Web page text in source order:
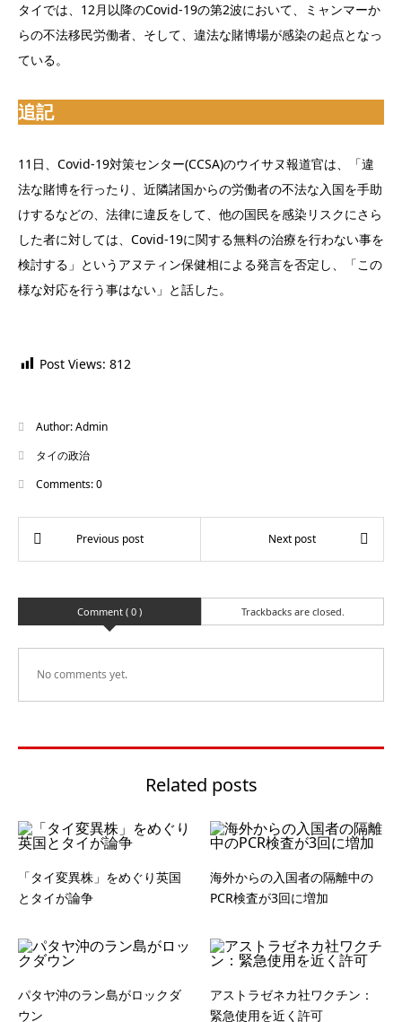
タイでは、12月以降のCovid-19の第2波において、ミャンマーか
らの不法移民労働者、そして、違法な賭博場が感染の起点となっ
ている。
追記
11日、Covid-19対策センター(CCSA)のウイサヌ報道官は、「違
法な賭博を行ったり、近隣諸国からの労働者の不法な入国を手助
けするなどの、法律に違反をして、他の国民を感染リスクにさら
した者に対しては、Covid-19に関する無料の治療を行わない事を
検討する」というアヌティン保健相による発言を否定し、「この
様な対応を行う事はない」と話した。
Post Views: 812
Author:Admin
タイの政治
Comments:0
Comment ( 0 ) Trackbacks are closed.
No comments yet.
Related posts
「タイ変異株」をめぐり英国
とタイが論争
海外からの入国者の隔離中の
PCR検査が3回に増加
パタヤ沖のラン島がロックダ
ウン
アストラゼネカ社ワクチン：
緊急使用を近く許可